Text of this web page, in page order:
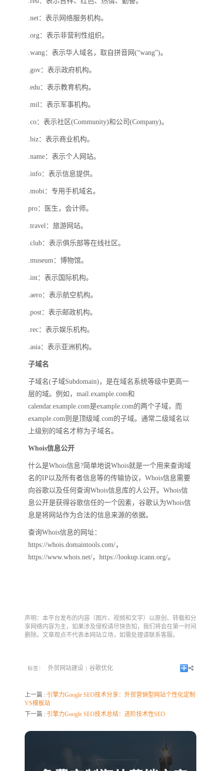
.net：表示网络服务机构。
.org：表示非营利性组织。
.wang：表示华人域名，取自拼音网(“wang”)。
.gov：表示政府机构。
.edu：表示教育机构。
.mil：表示军事机构。
.co：表示社区(Community)和公司(Company)。
.biz：表示商业机构。
.name：表示个人网站。
.info：表示信息提供。
.mobi：专用手机域名。
pro：医生，会计师。
.travel：旅游网站。
.club：表示俱乐部等在线社区。
.museum：博物馆。
.int：表示国际机构。
.aero：表示航空机构。
.post：表示邮政机构。
.rec：表示娱乐机构。
.asia：表示亚洲机构。
子域名
子域名(子域Subdomain)，是在域名系统等级中更高一
层的域。例如，mail.example.com和
calendar.example.com是example.com的两个子域，而
example.com则是顶级域.com的子域。通常二级域名以
上级别的域名才称为子域名。
Whois信息公开
什么是Whois信息?简单地说Whois就是一个用来查询域
名的IP以及所有者信息等的传输协议，Whois信息需要
向谷歌以及任何查询Whois信息库的人公开。Whois信
息公开是获得谷歌信任的一个因素，谷歌认为Whois信
息是将网站作为合法的信息来源的依据。
查询Whois信息的网址：
https://whois.domaintools.com/，
https://www.whois.net/，https://lookup.icann.org/。
声明：本平台发布的内容（图片、视频和文字）以原创、转载和分
享网络内容为主，如果涉及侵权请尽快告知，我们将会在第一时间
删除。文章观点不代表本网站立场，如需处理请联系客服。
标签： 外贸网站建设 谷歌优化
上一篇 : 引擎力Google SEO技术分享：外贸营销型网站个性化定制
VS模板站
下一篇 : 引擎力Google SEO技术总结：进阶技术性SEO